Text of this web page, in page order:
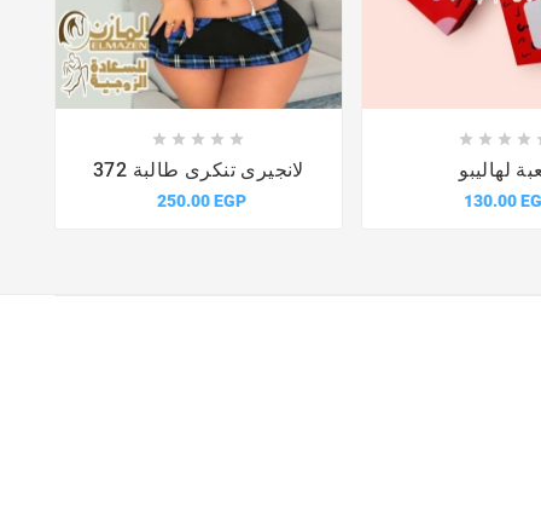
    
لانجيرى تنكرى طالبة 372
250.00 EGP
   
لهاليبو
130.00